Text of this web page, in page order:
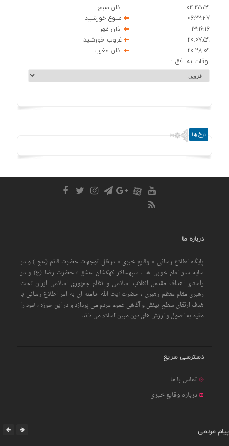
04:45:59
اذان صبح
06:22:27
طلوع خورشید
13:16:16
اذان ظهر
20:07:59
غروب خورشید
20:28:09
اذان مغرب
اوقات به افق :
نرخ ها
درباره ما
پایگاه اطلاع رسانی « وقایع خبری » درظل توجهات حضرت قائم (عج ) و در
سایه سار امام خوبی ها ، سپهسالار کهکشان عشق ؛ حضرت رضا (ع) و در
راستای اهداف مقدس انقلاب اسلامی و نظام جمهوری اسلامی ایران تحت
رهبری مقام معظم رهبری ، حضرت آیت الله خامنه ای به امر اطلاع رسانی با
هدف ارتقای سطح بینش و آگاهی عموم مردم می پردازد و در این حوزه ، خود را
مقید به اصول و ارزش های دین مبین اسلام می داند.
دسترسی سریع
تماس با ما
درباره وقایع خبری
پیام مردمی